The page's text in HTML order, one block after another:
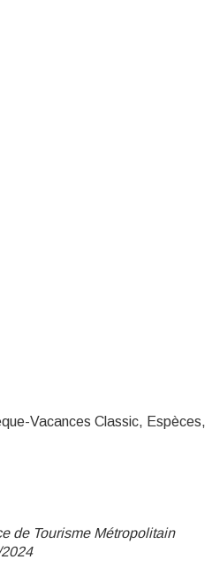
Vacances Classic, Espèces,
de Tourisme Métropolitain